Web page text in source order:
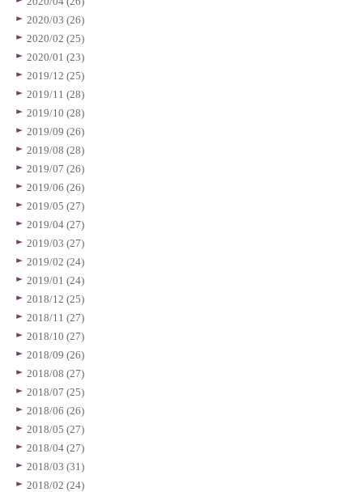
2020/03 (26)
2020/02 (25)
2020/01 (23)
2019/12 (25)
2019/11 (28)
2019/10 (28)
2019/09 (26)
2019/08 (28)
2019/07 (26)
2019/06 (26)
2019/05 (27)
2019/04 (27)
2019/03 (27)
2019/02 (24)
2019/01 (24)
2018/12 (25)
2018/11 (27)
2018/10 (27)
2018/09 (26)
2018/08 (27)
2018/07 (25)
2018/06 (26)
2018/05 (27)
2018/04 (27)
2018/03 (31)
2018/02 (24)